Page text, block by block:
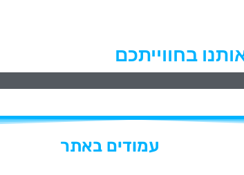
בחווייתכם
עמודים באתר